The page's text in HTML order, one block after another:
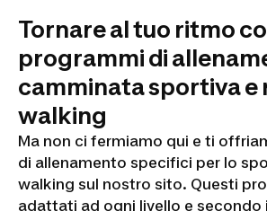
Tornare al tuo ritmo
programmi di
camminata sportiva e
walking
Ma non ci fermiamo qui e ti
di allenamento specifici per lo
walking sul nostro sito. Questi
adattati ad ogni livello e secondo